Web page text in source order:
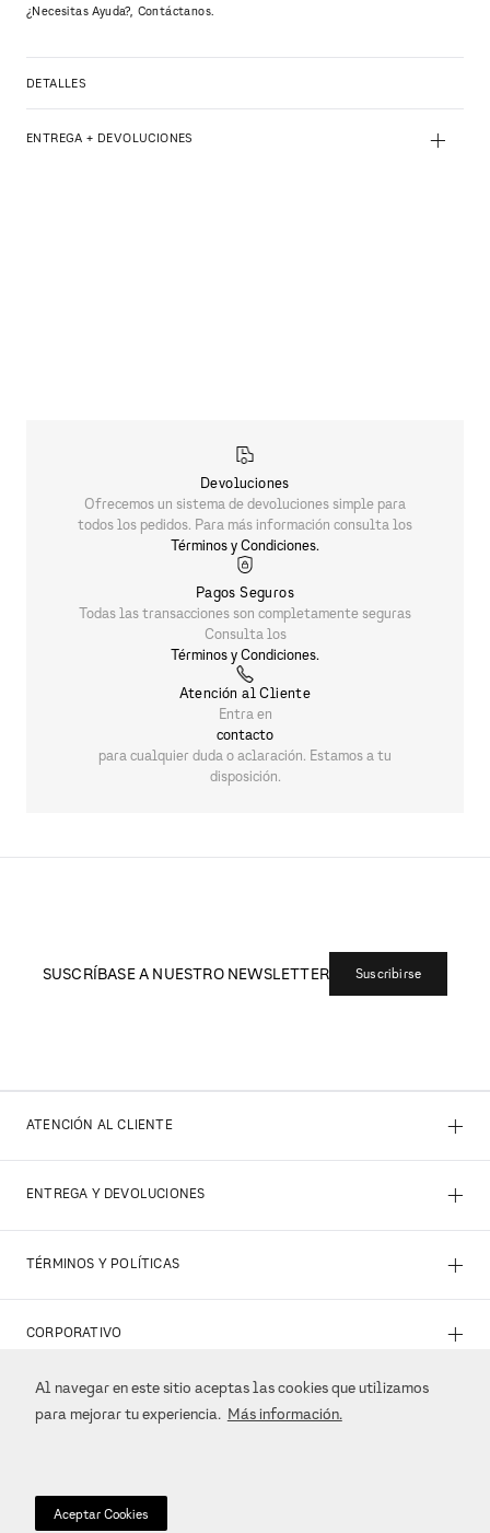
Al navegar en este sitio aceptas las cookies que utilizamos
para mejorar tu experiencia. Más información.
Aceptar Cookies
¿Necesitas Ayuda?, Contáctanos.
DETALLES
ENTREGA + DEVOLUCIONES +
Devoluciones
Ofrecemos un sistema de devoluciones simple para
todos los pedidos. Para más información consulta los
Términos y Condiciones.
Pagos Seguros
Todas las transacciones son completamente seguras
Consulta los
Términos y Condiciones.
Atención al Cliente
Entra en
contacto
para cualquier duda o aclaración. Estamos a tu
disposición.
SUSCRÍBASE A NUESTRO NEWSLETTER Suscribirse
ATENCIÓN AL CLIENTE +
ENTREGA Y DEVOLUCIONES +
TÉRMINOS Y POLÍTICAS +
CORPORATIVO +
REDES SOCIALES